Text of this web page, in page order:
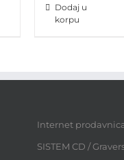
Dodaj u
korpu
Internet
SISTEM CD /